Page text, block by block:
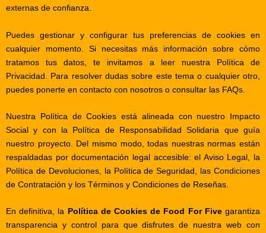
externas de confianza.
Puedes gestionar y configurar tus preferencias de cookies en
cualquier momento. Si necesitas más información sobre cómo
tratamos tus datos, te invitamos a leer nuestra Política de
Privacidad . Para resolver dudas sobre este tema o cualquier otro,
puedes ponerte en contacto con nosotros o consultar las FAQs
Nuestra Política de Cookies está alineada con nuestro Impacto
Social y con la Política de Responsabilidad Solidaria que guía
nuestro proyecto. Del mismo modo, todas nuestras normas están
respaldadas por documentación legal accesible: el Aviso Legal , la
Política de Devoluciones, la Política de Seguridad , las Condiciones
de Contratación y los Términos y Condiciones de Reseñas
En definitiva, la Política de Cookies de Food For Fivegarantiza
transparencia y control para que disfrutes de nuestra web con